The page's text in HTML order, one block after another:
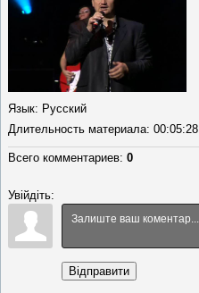
Язык: Русский
Длительность материала: 00:05:28
Всего комментариев: 0
Увійдіть:
Відправити